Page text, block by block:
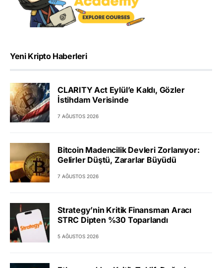
Yeni Kripto Haberleri
CLARITY Act Eylül’e Kaldı, Gözler
İstihdam Verisinde
7 AĞUSTOS 2026
Bitcoin Madencilik Devleri Zorlanıyor:
Gelirler Düştü, Zararlar Büyüdü
7 AĞUSTOS 2026
Strategy’nin Kritik Finansman Aracı
STRC Dipten %30 Toparlandı
5 AĞUSTOS 2026